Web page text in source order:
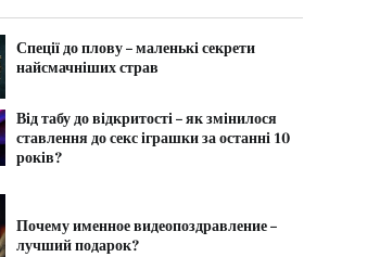
Спеції до плову – маленькі секрети
найсмачніших страв
Від табу до відкритості – як змінилося
ставлення до секс іграшки за останні 10
років?
Почему именное видеопоздравление –
лучший подарок?